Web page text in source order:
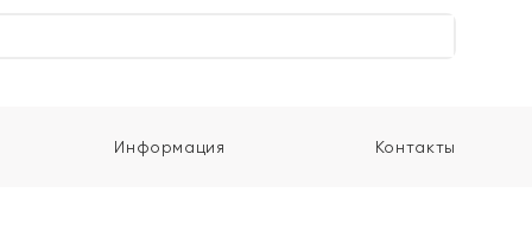
Информация Контакты